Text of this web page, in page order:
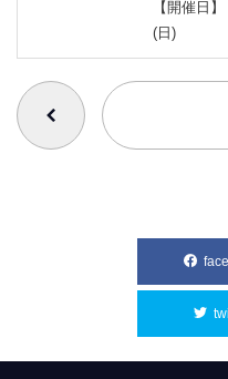
【開催日】
(日)
番号を選択すると自動的に選